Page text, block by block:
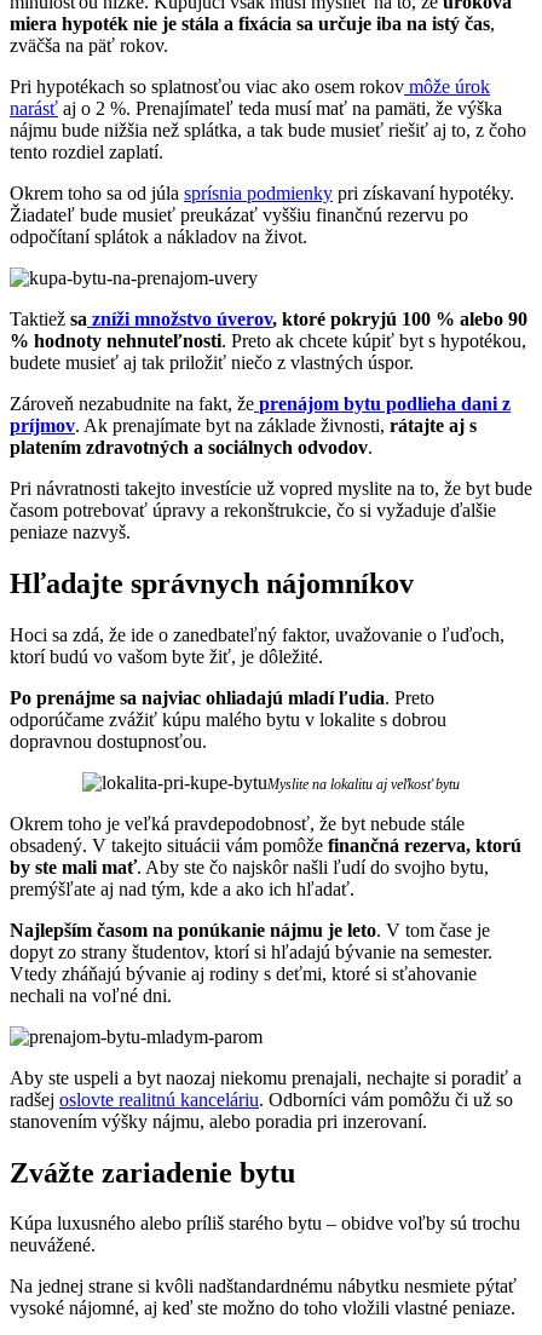
miera hypoték nie je stála a fixácia sa určuje iba na istý čas,
zväčša na päť rokov.
Pri hypotékach so splatnosťou viac ako osem rokov môže úrok
narásť aj o 2 %. Prenajímateľ teda musí mať na pamäti, že výška
nájmu bude nižšia než splátka, a tak bude musieť riešiť aj to, z čoho
tento rozdiel zaplatí.
Okrem toho sa od júla sprísnia podmienky pri získavaní hypotéky.
Žiadateľ bude musieť preukázať vyššiu finančnú rezervu po
odpočítaní splátok a nákladov na život.
Taktiež sa zníži množstvo úverov, ktoré pokryjú 100 % alebo 90
% hodnoty nehnuteľnosti. Preto ak chcete kúpiť byt s hypotékou,
budete musieť aj tak priložiť niečo z vlastných úspor.
Zároveň nezabudnite na fakt, že prenájom bytu podlieha dani z
príjmov. Ak prenajímate byt na základe živnosti, rátajte aj s
platením zdravotných a sociálnych odvodov.
Pri návratnosti takejto investície už vopred myslite na to, že byt bude
časom potrebovať úpravy a rekonštrukcie, čo si vyžaduje ďalšie
peniaze nazvyš.
Hľadajte správnych nájomníkov
Hoci sa zdá, že ide o zanedbateľný faktor, uvažovanie o ľuďoch,
ktorí budú vo vašom byte žiť, je dôležité.
Po prenájme sa najviac ohliadajú mladí ľudia. Preto
odporúčame zvážiť kúpu malého bytu v lokalite s dobrou
dopravnou dostupnosťou.
Myslite na lokalitu aj veľkosť bytu
Okrem toho je veľká pravdepodobnosť, že byt nebude stále
obsadený. V takejto situácii vám pomôže finančná rezerva, ktorú
by ste mali mať. Aby ste čo najskôr našli ľudí do svojho bytu,
premýšľate aj nad tým, kde a ako ich hľadať.
Najlepším časom na ponúkanie nájmu je leto. V tom čase je
dopyt zo strany študentov, ktorí si hľadajú bývanie na semester.
Vtedy zháňajú bývanie aj rodiny s deťmi, ktoré si sťahovanie
nechali na voľné dni.
Aby ste uspeli a byt naozaj niekomu prenajali, nechajte si poradiť a
radšej oslovte realitnú kanceláriu. Odborníci vám pomôžu či už so
stanovením výšky nájmu, alebo poradia pri inzerovaní.
Zvážte zariadenie bytu
Kúpa luxusného alebo príliš starého bytu – obidve voľby sú trochu
neuvážené.
Na jednej strane si kvôli nadštandardnému nábytku nesmiete pýtať
vysoké nájomné, aj keď ste možno do toho vložili vlastné peniaze.